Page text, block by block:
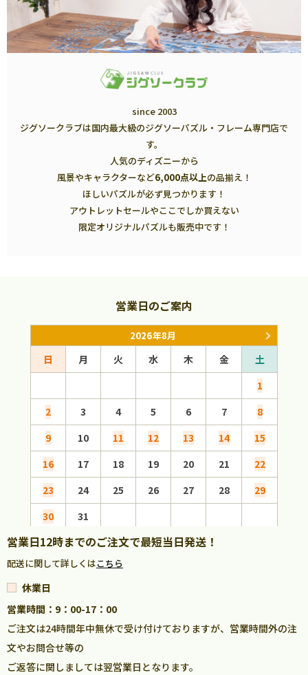
since 2003
ジグソークラブは国内最大級のジグソーパズル・フレーム専門店で
す。
人気のディズニーから
風景やキャラクターなど6,000点以上の品揃え！
ほしいパズルが必ず見つかります！
アウトレットセールやここでしか買えない
限定オリジナルパズルも販売中です！
営業日のご案内
2026年8月
日 月 火 水 木 金
土
1
2
3 4 5 6 7
8
9
10 11 12 13 14
15
16
17 18 19 20 21
22
23
24 25 26 27 28
29
30
31
営業日12時までのご注文で最短当日発送！
配送に関して詳しくはこちら
休業日
営業時間：9：00-17：00
ご注文は24時間年中無休で受け付けておりますが、営業時間外の注
文やお問合せ等の
ご返答に関しましては翌営業日となります。